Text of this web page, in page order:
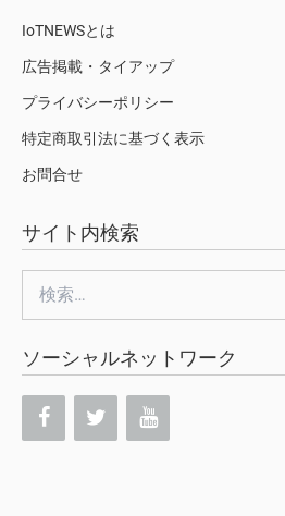
IoTNEWSとは
広告掲載・タイアップ
プライバシーポリシー
特定商取引法に基づく表示
お問合せ
サイト内検索
索:
ソーシャルネットワーク